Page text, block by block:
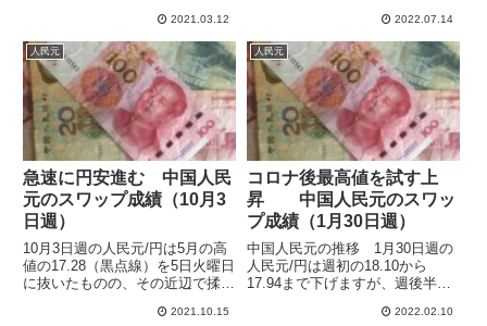
加と香港ドル/円の買いスワップ
額低下でスワップ運用による利益
をあげられなくなってしまったた
め、決済しました。人民元...
2021.03.12
ていますが、米ドルに連動する人
民元も上値追いとなっています。
この1年の動きを見ると、人民元
（黒）の対円での上昇率はペソ
（...
2022.07.14
人民元
急速に円安進む 中国人民
元のスワップ成績（10月3
日週）
10月3日週の人民元/円は5月の高
値の17.28（黒点線）を5日火曜日
に抜いたものの、その近辺で揉み
米雇用統計発表後に急騰して
2021.10.15
人民元
コロナ後最高値を試す上
昇 中国人民元のスワッ
プ成績（1月30日週）
中国人民元の推移 1月30日週の
人民元/円は週初の18.10から
17.94まで下げますが、週後半に
ます。2月6日週も下値を切り上
2022.02.10